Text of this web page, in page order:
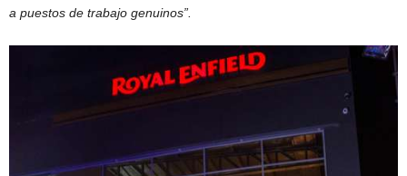
a puestos de trabajo genuinos”.